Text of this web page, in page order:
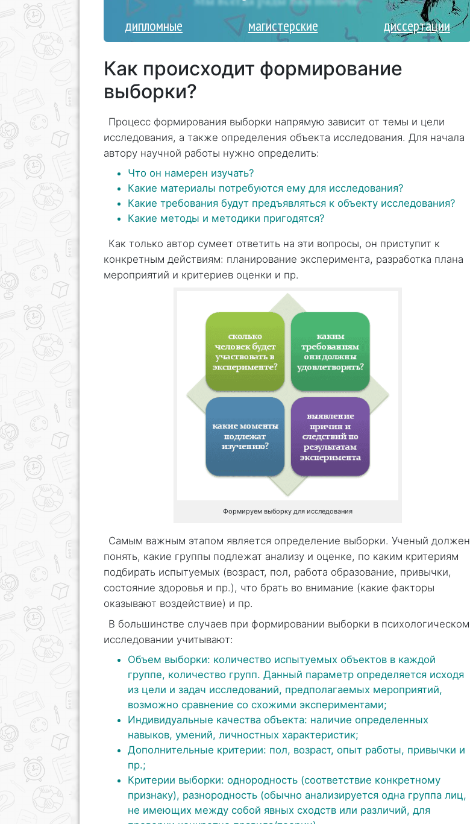
дипломные магистерские диссертации
Как происходит формирование
выборки?
Процесс формирования выборки напрямую зависит от темы и цели
исследования, а также определения объекта исследования. Для начала
автору научной работы нужно определить:
Что он намерен изучать?
Какие материалы потребуются ему для исследования?
Какие требования будут предъявляться к объекту исследования?
Какие методы и методики пригодятся?
Как только автор сумеет ответить на эти вопросы, он приступит к
конкретным действиям: планирование эксперимента, разработка плана
мероприятий и критериев оценки и пр.
Формируем выборку для исследования
Самым важным этапом является определение выборки. Ученый должен
понять, какие группы подлежат анализу и оценке, по каким критериям
подбирать испытуемых (возраст, пол, работа образование, привычки,
состояние здоровья и пр.), что брать во внимание (какие факторы
оказывают воздействие) и пр.
В большинстве случаев при формировании выборки в психологическом
исследовании учитывают:
Объем выборки: количество испытуемых объектов в каждой
группе, количество групп. Данный параметр определяется исходя
из цели и задач исследований, предполагаемых мероприятий,
возможно сравнение со схожими экспериментами;
Индивидуальные качества объекта: наличие определенных
навыков, умений, личностных характеристик;
Дополнительные критерии: пол, возраст, опыт работы, привычки и
пр.;
Критерии выборки: однородность (соответствие конкретному
признаку), разнородность (обычно анализируется одна группа лиц,
не имеющих между собой явных сходств или различий, для